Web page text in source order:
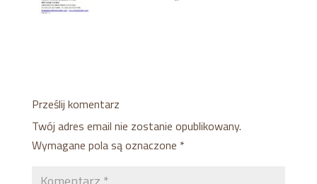
Prześlij komentarz
Twój adres email nie zostanie opublikowany.
Wymagane pola są oznaczone *